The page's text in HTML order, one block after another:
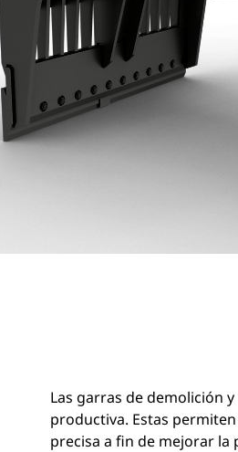
Las garras de demolición
productiva. Estas
precisa a fin de mejorar la